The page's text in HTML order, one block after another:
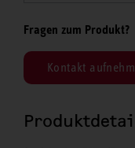
Fragen zum Produkt?
Kontakt